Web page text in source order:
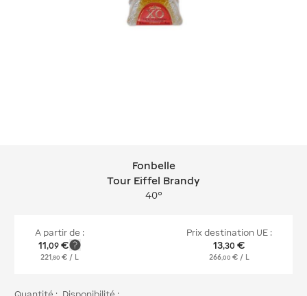
Fonbelle Tour Eiffel Brandy
Fonbelle
Tour Eiffel Brandy
40°
A partir de :
11,09 €
221,80 € / L
Prix destination UE :
13,30 €
266,00 € / L